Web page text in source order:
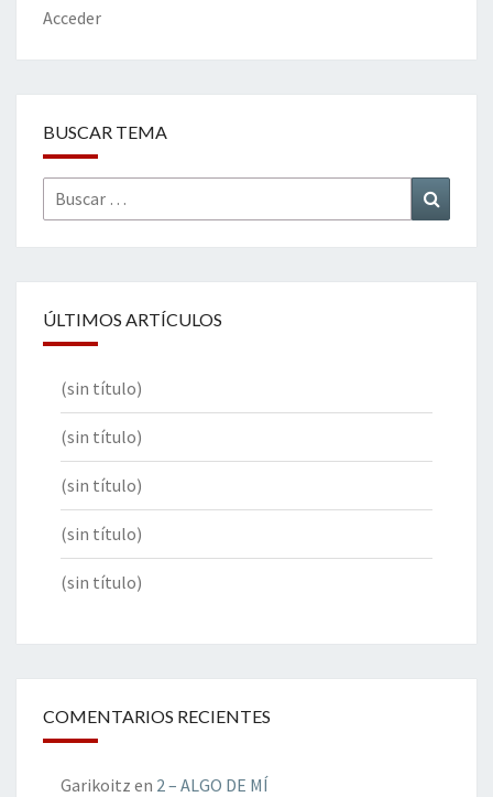
k
Acceder
BUSCAR TEMA
Buscar
por:
ÚLTIMOS ARTÍCULOS
(sin título)
(sin título)
(sin título)
(sin título)
(sin título)
COMENTARIOS RECIENTES
Garikoitz en 2 – ALGO DE MÍ